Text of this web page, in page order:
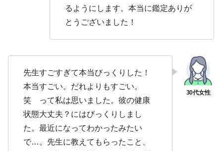
るようにします。本当に鑑定ありが
とうございました！
先生すごすぎて本当びっくりした！
本当すごい。だれよりもすごい。
笑 って私は思いました。彼の健康
状態大丈夫？にはびっくりしまし
た。最近になってわかったみたい
で…。先生に教えてもらったこと、